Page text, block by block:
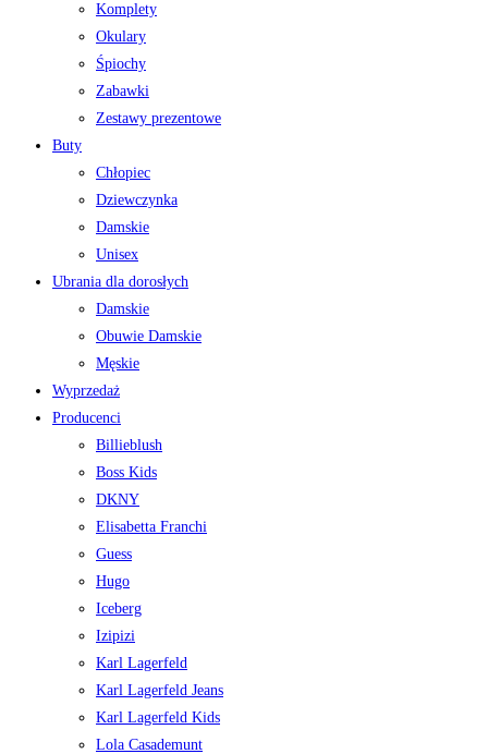
Komplety
Okulary
Śpiochy
Zabawki
Zestawy prezentowe
Buty
Chłopiec
Dziewczynka
Damskie
Unisex
Ubrania dla dorosłych
Damskie
Obuwie Damskie
Męskie
Wyprzedaż
Producenci
Billieblush
Boss Kids
DKNY
Elisabetta Franchi
Guess
Hugo
Iceberg
Izipizi
Karl Lagerfeld
Karl Lagerfeld Jeans
Karl Lagerfeld Kids
Lola Casademunt